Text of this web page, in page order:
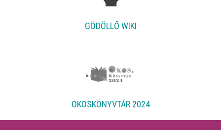
GÖDÖLLŐ WIKI
OKOSKÖNYVTÁR 2024